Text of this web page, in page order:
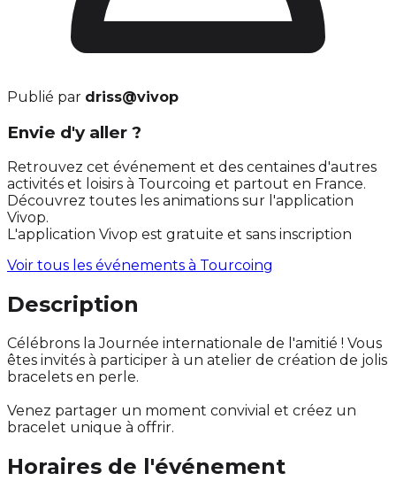
Publié par driss@vivop
Envie d'y aller ?
Retrouvez cet événement et des centaines d'autres
activités et loisirs à Tourcoing et partout en France.
Découvrez toutes les animations sur l'application
Vivop.
L'application Vivop est gratuite et sans inscription
Voir tous les événements à Tourcoing
Description
Célébrons la Journée internationale de l'amitié ! Vous
êtes invités à participer à un atelier de création de jolis
bracelets en perle.
Venez partager un moment convivial et créez un
bracelet unique à offrir.
Horaires de l'événement